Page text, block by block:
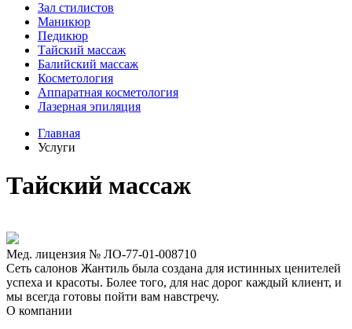
Зал стилистов
Маникюр
Педикюр
Тайский массаж
Балийский массаж
Косметология
Аппаратная косметология
Лазерная эпиляция
Главная
Услуги
Тайский массаж
Мед. лицензия № ЛО-77-01-008710
Сеть салонов Жантиль была создана для истинных ценителей
успеха и красоты. Более того, для нас дорог каждый клиент, и
мы всегда готовы пойти вам навстречу.
О компании